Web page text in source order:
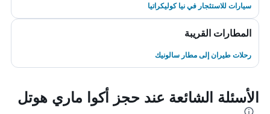
سيارات للاستئجار في نيا كوليكراتيا
المطارات القريبة
رحلات طيران إلى مطار سالونيك
الأسئلة الشائعة عند حجز أكوا ماري هوتل